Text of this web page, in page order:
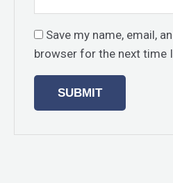
Save my name, email,
browser for the next time